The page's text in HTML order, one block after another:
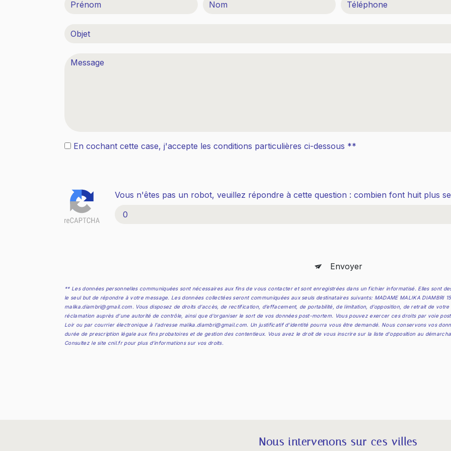
En cochant cette case, j'accepte les conditions particulières ci-dessous **
Vous n'êtes pas un robot, veuillez répondre à cette question : combien font huit plus
Envoyer
** Les données personnelles communiquées sont nécessaires aux fins de vous contacter et sont enregistrées dans un fichier informatisé. Elles sont
le seul but de répondre à votre message. Les données collectées seront communiquées aux seuls destinataires suivants: MADAME MALIKA DIAMBRI
malika.diambri@gmail.com. Vous disposez de droits d’accès, de rectification, d’effacement, de portabilité, de limitation, d’opposition, de retrait de
réclamation auprès d’une autorité de contrôle, ainsi que d’organiser le sort de vos données post-mortem. Vous pouvez exercer ces droits par voie
Loir ou par courrier électronique à l'adresse malika.diambri@gmail.com. Un justificatif d'identité pourra vous être demandé. Nous conservons vos
durée de prescription légale aux fins probatoires et de gestion des contentieux. Vous avez le droit de vous inscrire sur la liste d'opposition au
Consultez le site cnil.fr pour plus d’informations sur vos droits.
Nous intervenons sur ces villes